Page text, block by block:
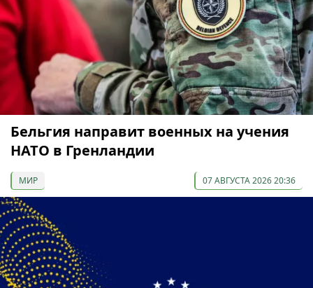
Бельгия направит военных на учения
НАТО в Гренландии
МИР 07 АВГУСТА 2026 20:36